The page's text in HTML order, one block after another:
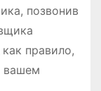
позвонив
правило,
вашем